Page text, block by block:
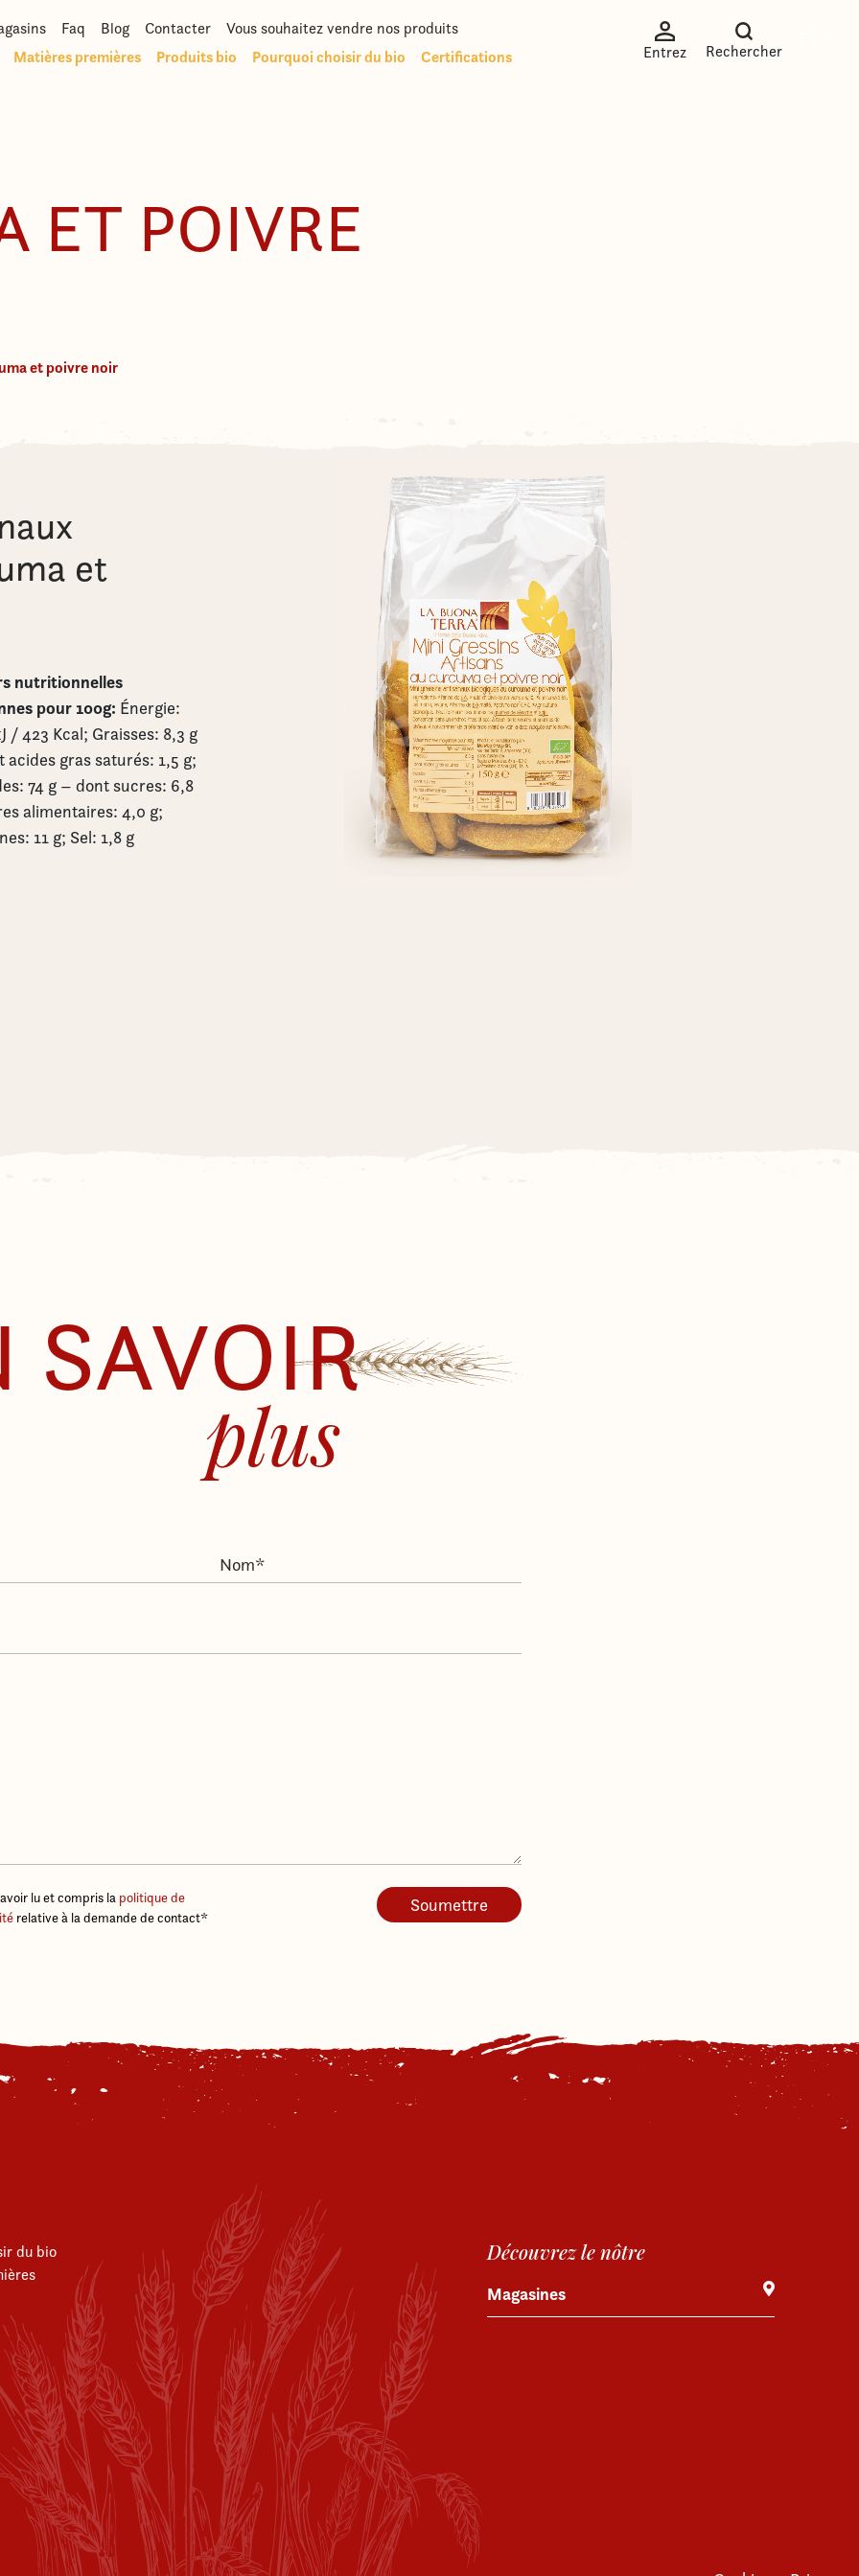
Faq Blog Contacter Vous souhaitez vendre nos produits
Matières premières Produits bio Pourquoi choisir du bio Certifications Entrez Rechercher
ET POIVRE
et poivre noir
et
nutritionnelles
pour 100g: Énergie:
/ 423 Kcal; Graisses: 8,3 g
acides gras saturés: 1,5 g;
74 g – dont sucres: 6,8
alimentaires: 4,0 g;
11 g; Sel: 1,8 g
SAVOIR
plus
lu et compris la politique de
relative à la demande de contact*
du bio
Découvrez le nôtre
Magasines